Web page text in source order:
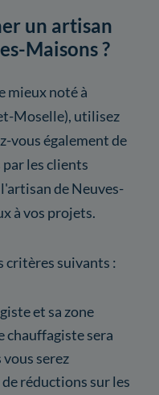
un artisan
Maisons ?
mieux noté à
Moselle), utilisez
vous également de
les clients
de Neuves-
à vos projets.
critères suivants :
et sa zone
sera
vous serez
réductions sur les